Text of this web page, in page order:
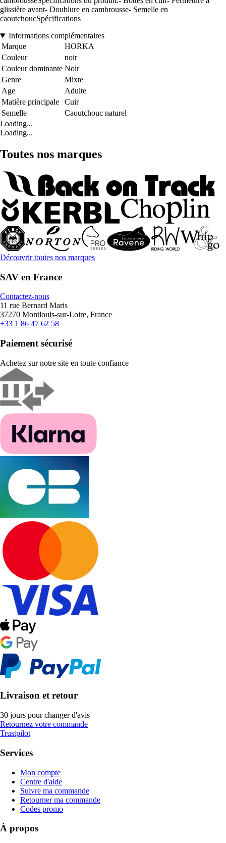
glissière avant- Doublure en cambrousse- Semelle en
caoutchoucSpécifications
Informations complémentaires
Marque
HORKA
Couleur
noir
Couleur dominante Noir
Genre
Mixte
Age
Adulte
Matière principale
Cuir
Semelle
Caoutchouc naturel
Loading...
Loading...
Toutes nos marques
Découvrir toutes nos marques
SAV en France
Contactez-nous
11 rue Bernard Maris
37270 Montlouis-sur-Loire, France
+33 1 86 47 62 58
Paiement sécurisé
Achetez sur notre site en toute confiance
Livraison et retour
30 jours pour changer d'avis
Retournez votre commande
Trustpilot
Services
Mon compte
Centre d'aide
Suivre ma commande
Retourner ma commande
Codes promo
À propos